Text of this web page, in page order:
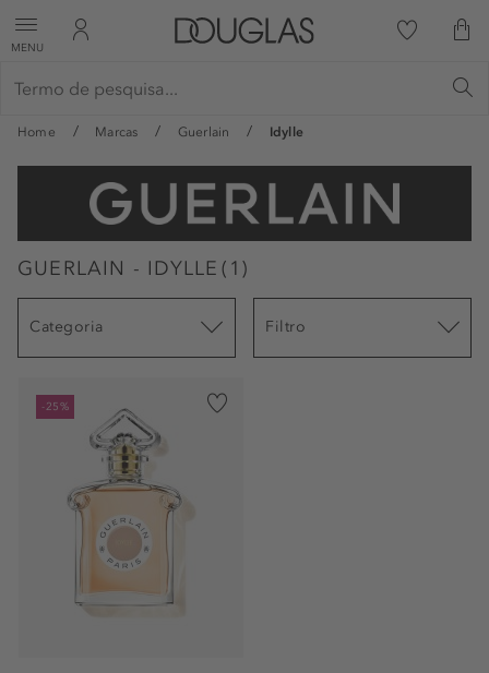
MENU
Home Marcas Guerlain Idylle
GUERLAIN - IDYLLE ( 1 )
Categoria Filtro
-25%